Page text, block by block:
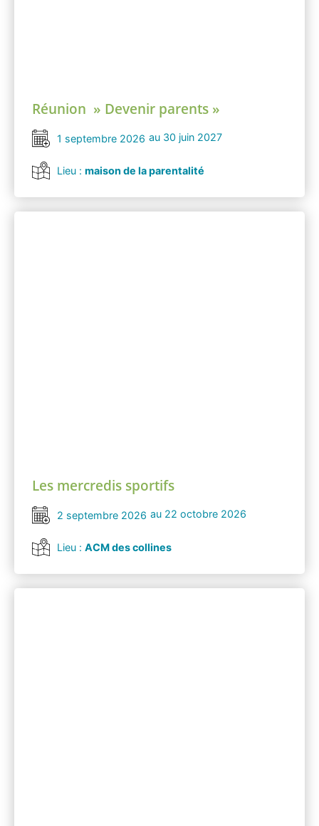
Réunion » Devenir parents »
1 septembre 2026 au 30 juin 2027
Lieu : maison de la parentalité
Les mercredis sportifs
2 septembre 2026 au 22 octobre 2026
Lieu : ACM des collines